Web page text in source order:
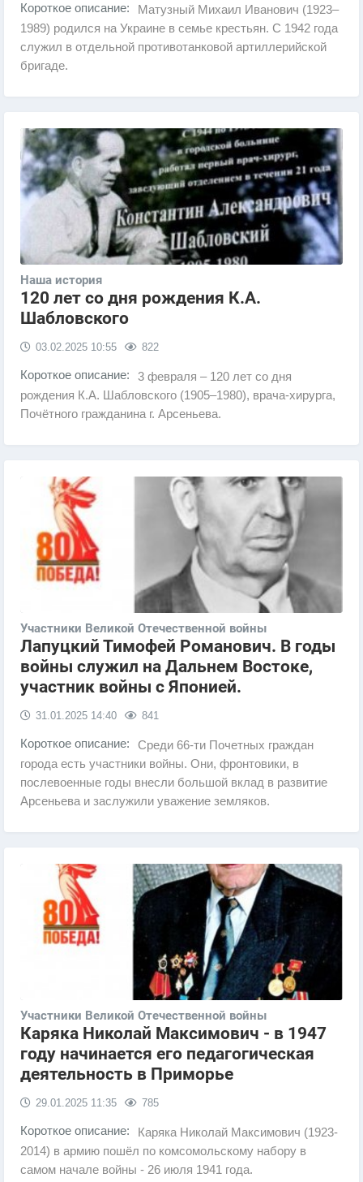
Короткое описание:
Матузный Михаил Иванович (1923–
1989) родился на Украине в семье крестьян. С 1942 года
служил в отдельной противотанковой артиллерийской
бригаде.
Наша история
120 лет со дня рождения К.А.
Шабловского
03.02.2025 10:55 822
Короткое описание:
3 февраля – 120 лет со дня
рождения К.А. Шабловского (1905–1980), врача-хирурга,
Почётного гражданина г. Арсеньева.
Участники Великой Отечественной войны
Лапуцкий Тимофей Романович. В годы
войны служил на Дальнем Востоке,
участник войны с Японией.
31.01.2025 14:40 841
Короткое описание:
Среди 66-ти Почетных граждан
города есть участники войны. Они, фронтовики, в
послевоенные годы внесли большой вклад в развитие
Арсеньева и заслужили уважение земляков.
Участники Великой Отечественной войны
​Каряка Николай Максимович - в 1947
году начинается его педагогическая
деятельность в Приморье
29.01.2025 11:35 785
Короткое описание:
Каряка Николай Максимович (1923-
2014) в армию пошёл по комсомольскому набору в
самом начале войны - 26 июля 1941 года.